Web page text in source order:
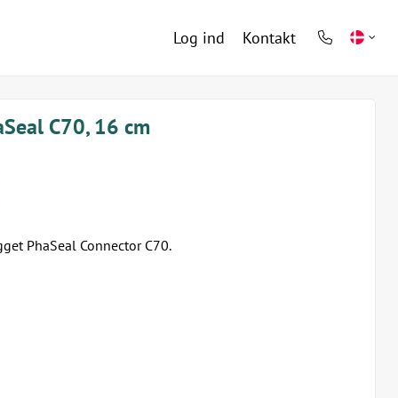
Log ind Kontakt
phone
C70, 16 cm
PhaSeal Connector C70.